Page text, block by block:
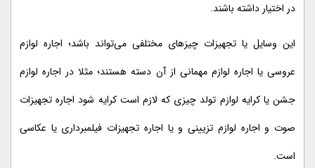
در اختیار داشته باشند.
این وسایل یا تجهیزات چیزهای مختلفی می‌تواند باشد؛ اجاره لوازم
عروسی یا اجاره لوازم مهمانی از آن دسته هستند؛ مثلا در اجاره لوازم
جشن یا کرایه لوازم تولد چیزی که لازم است کرایه شود اجاره تجهیزات
صوت و اجاره لوازم تزیینی و یا اجاره تجهیزات فیلمبرداری یا عکاسی
است.